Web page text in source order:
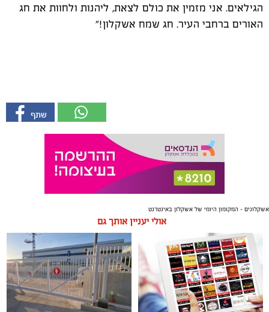
הגילאים. אני מזמין את כולם לצאת, ליהנות ולחוות את חג
האורים ברחבי העיר. חג שמח אשקלון!"
אשקלונים - המקומון היומי של אשקלון באינטרנט
אולי יעניין אותך גם